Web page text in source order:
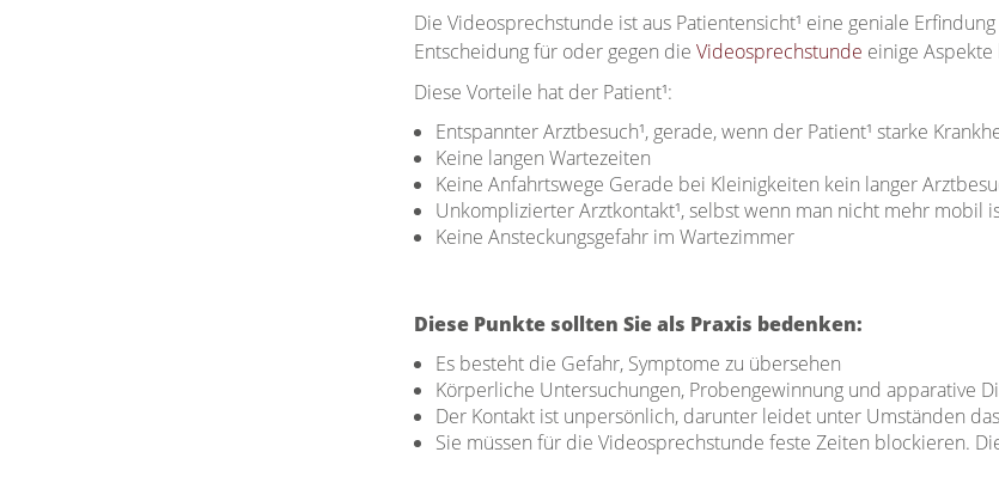
Die Videosprechstunde ist aus Patientensicht¹ eine geniale
Entscheidung für oder gegen die Videosprechstunde einige
Diese Vorteile hat der Patient¹:
Entspannter Arztbesuch¹, gerade, wenn der Patient¹ starke
Keine langen Wartezeiten
Keine Anfahrtswege Gerade bei Kleinigkeiten kein langer
Unkomplizierter Arztkontakt¹, selbst wenn man nicht mehr mobil
Keine Ansteckungsgefahr im Wartezimmer
Diese Punkte sollten Sie als Praxis bedenken:
Es besteht die Gefahr, Symptome zu übersehen
Körperliche Untersuchungen, Probengewinnung und apparative
Der Kontakt ist unpersönlich, darunter leidet unter Umständen
Sie müssen für die Videosprechstunde feste Zeiten blockieren.